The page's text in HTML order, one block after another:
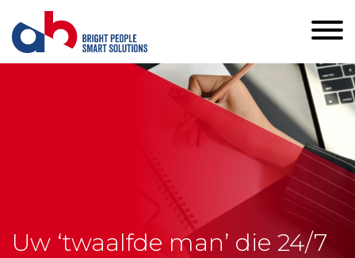
Uw ‘twaalfde man’ die 24/7